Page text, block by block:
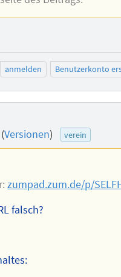
anmelden Benutzerkonto
(Versionen) verein
zumpad.zum.de/p/
falsch?